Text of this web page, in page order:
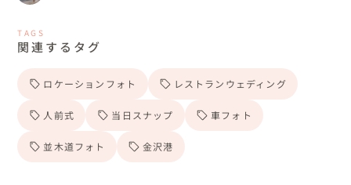
TAGS
関連するタグ
ロケーションフォト レストランウェディング
人前式 当日スナップ 車フォト
並木道フォト 金沢港